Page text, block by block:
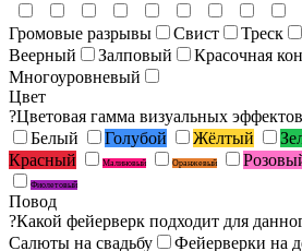
Громовые разрывы Свист Треск
Веерный
Залповый
Красочная
Многоуровневый
Цвет
?Цветовая гамма визуальных эффектов
Белый
Голубой Жёлтый
Красный
Малиновый Оранжевый
Фиолетовый
Повод
?Какой фейерверк подходит для
Салюты на свадьбу
Фейерверки на